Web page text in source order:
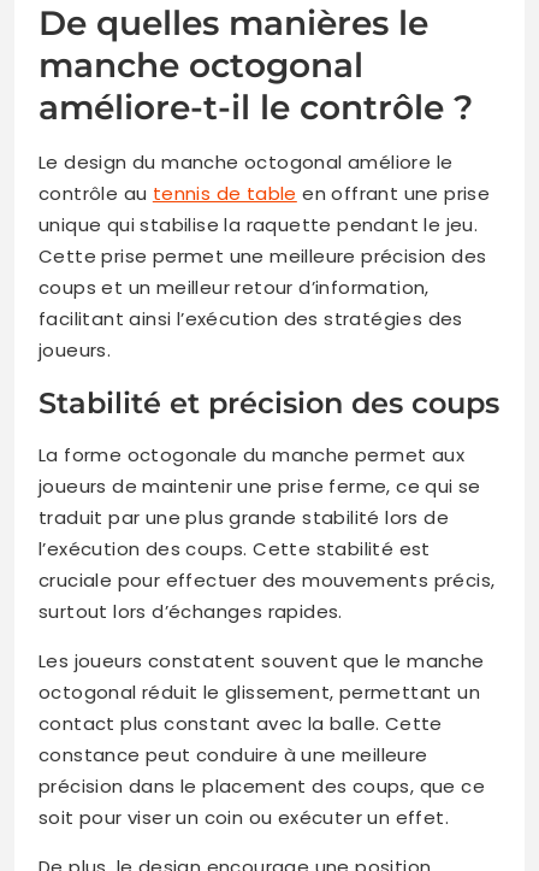
De quelles manières le
manche octogonal
améliore-t-il le contrôle ?
Le design du manche octogonal améliore le
contrôle au tennis de table en offrant une prise
unique qui stabilise la raquette pendant le jeu.
Cette prise permet une meilleure précision des
coups et un meilleur retour d’information,
facilitant ainsi l’exécution des stratégies des
joueurs.
Stabilité et précision des coups
La forme octogonale du manche permet aux
joueurs de maintenir une prise ferme, ce qui se
traduit par une plus grande stabilité lors de
l’exécution des coups. Cette stabilité est
cruciale pour effectuer des mouvements précis,
surtout lors d’échanges rapides.
Les joueurs constatent souvent que le manche
octogonal réduit le glissement, permettant un
contact plus constant avec la balle. Cette
constance peut conduire à une meilleure
précision dans le placement des coups, que ce
soit pour viser un coin ou exécuter un effet.